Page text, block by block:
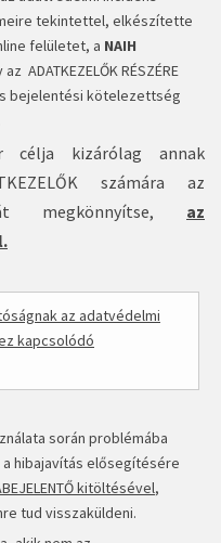
tekintettel, elkészítette
felületet, a NAIH
ADATKEZELŐK RÉSZÉRE
bejelentési kötelezettség
célja kizárólag annak
számára az
megkönnyítse, az
az adatvédelmi
kapcsolódó
során problémába
hibajavítás elősegítésére
kitöltésével,
tud visszaküldeni.